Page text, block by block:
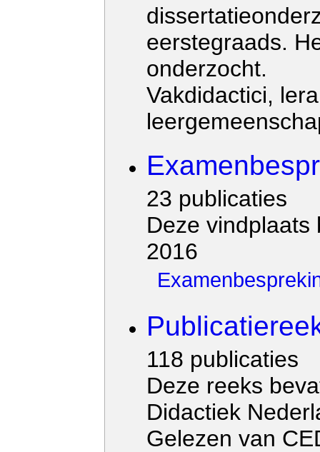
eerstegraads.
onderzocht.
Vakdidactici,
23 publicaties
Deze vindplaats
2016
118 publicaties
Deze reeks
Didactiek
Gelezen van